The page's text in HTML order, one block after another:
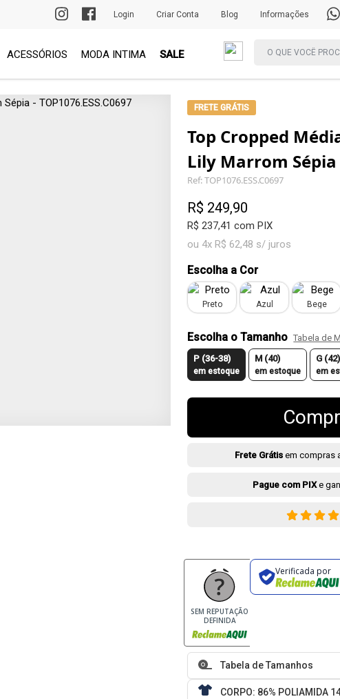
PRIMEIRA TROCA GRÁTIS Informações
Blog
Criar Conta
Login
ACESSÓRIOS MODA INTIMA SALE
FRETE GRÁTIS
Top Cropped
Lily Marrom Sépia
Ref: TOP1076.ESS.C0697
R$ 249,90
R$ 237,41 com PIX
ou 4x R$ 62,48 s/ juros
Escolha a Cor
Preto Azul Bege
Escolha o Tamanho Tabela de
P (36-38)
em estoque
M (40)
em estoque
G (42)
em
Frete Grátis em compras
Pague com PIXe
SEM REPUTAÇÃO
DEFINIDA
Verificada por
Tabela de Tamanhos
CORPO: 86% POLIAMIDA